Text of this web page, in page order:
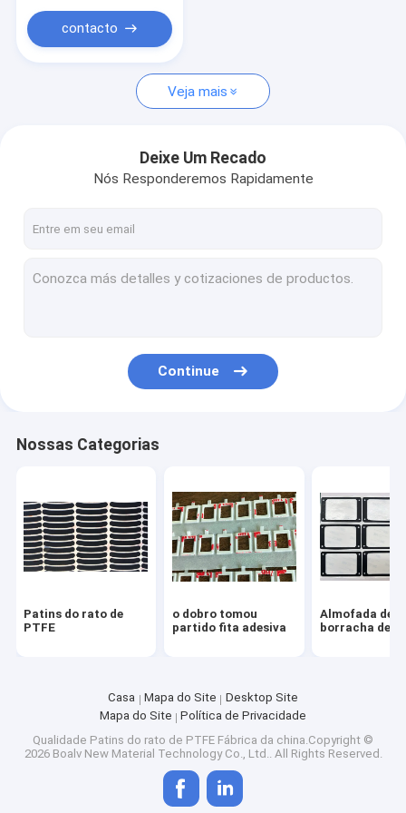
Produto à prova d'água e de poeira
contacto
Veja mais
Deixe Um Recado
Nós Responderemos Rapidamente
Continue
Nossas Categorias
Patins do rato de
PTFE
o dobro tomou
partido fita adesiva
Almofada de
borracha de
Casa Mapa do Site
Desktop Site
Mapa do Site
Política de Privacidade
Qualidade Patins do rato de PTFE Fábrica da china.Copyright ©
2026 Boalv New Material Technology Co., Ltd.. All Rights Reserved.